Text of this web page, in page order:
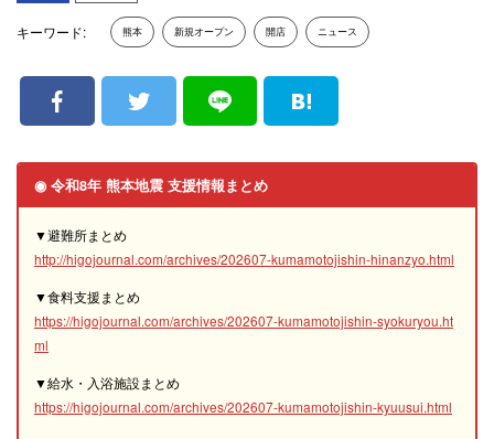
キーワード: 熊本 新規オープン 開店 ニュース
◉ 令和8年 熊本地震 支援情報まとめ
▼避難所まとめ
http://higojournal.com/archives/202607-kumamotojishin-hinanzyo.html
▼食料支援まとめ
https://higojournal.com/archives/202607-kumamotojishin-syokuryou.ht
ml
▼給水・入浴施設まとめ
https://higojournal.com/archives/202607-kumamotojishin-kyuusui.html